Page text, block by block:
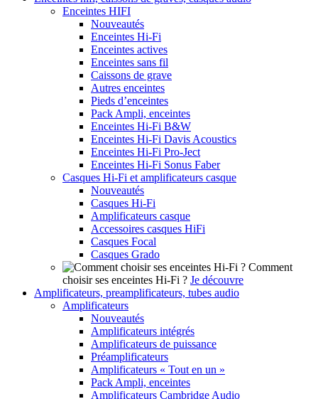
Enceintes HIFI
Nouveautés
Enceintes Hi-Fi
Enceintes actives
Enceintes sans fil
Caissons de grave
Autres enceintes
Pieds d’enceintes
Pack Ampli, enceintes
Enceintes Hi-Fi B&W
Enceintes Hi-Fi Davis Acoustics
Enceintes Hi-Fi Pro-Ject
Enceintes Hi-Fi Sonus Faber
Casques Hi-Fi et amplificateurs casque
Nouveautés
Casques Hi-Fi
Amplificateurs casque
Accessoires casques HiFi
Casques Focal
Casques Grado
Comment
choisir ses enceintes Hi-Fi ? Je découvre
Amplificateurs, preamplificateurs, tubes audio
Amplificateurs
Nouveautés
Amplificateurs intégrés
Amplificateurs de puissance
Préamplificateurs
Amplificateurs « Tout en un »
Pack Ampli, enceintes
Amplificateurs Cambridge Audio